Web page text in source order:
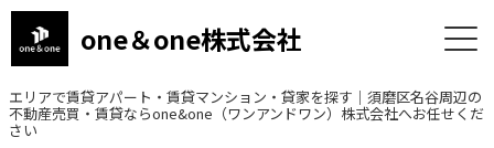
one＆one株式会社
エリアで賃貸アパート・賃貸マンション・貸家を探す｜須磨区名谷周辺の
不動産売買・賃貸ならone&one（ワンアンドワン）株式会社へお任せくだ
さい